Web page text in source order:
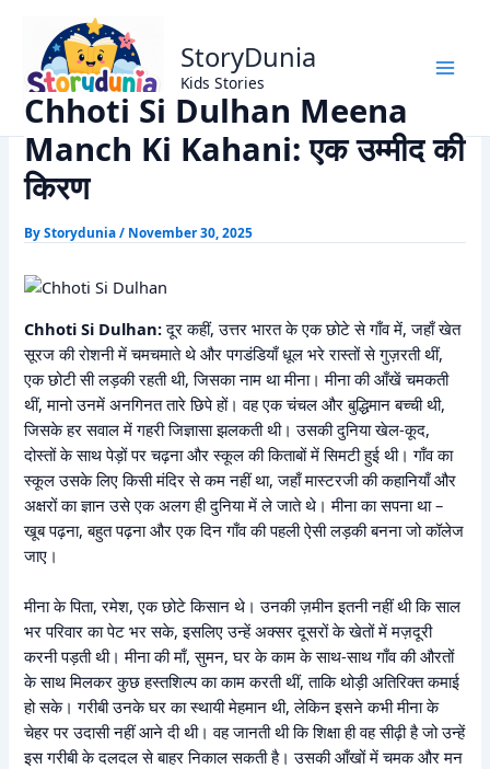
content
StoryDunia
Kids Stories
Home
Moral Stories
Chhoti Si Dulhan Meena Manch Ki Kahani: एक उम्मीद की किरण
Chhoti Si Dulhan Meena
Manch Ki Kahani: एक उम्मीद की
किरण
ByStorydunia/ November 30, 2025
Chhoti Si Dulhan:दूर कहीं, उत्तर भारत के एक छोटे से गाँव में, जहाँ खेत
सूरज की रोशनी में चमचमाते थे और पगडंडियाँ धूल भरे रास्तों से गुज़रती थीं,
एक छोटी सी लड़की रहती थी, जिसका नाम था मीना। मीना की आँखें चमकती
थीं, मानो उनमें अनगिनत तारे छिपे हों। वह एक चंचल और बुद्धिमान बच्ची थी,
जिसके हर सवाल में गहरी जिज्ञासा झलकती थी। उसकी दुनिया खेल-कूद,
दोस्तों के साथ पेड़ों पर चढ़ना और स्कूल की किताबों में सिमटी हुई थी। गाँव का
स्कूल उसके लिए किसी मंदिर से कम नहीं था, जहाँ मास्टरजी की कहानियाँ और
अक्षरों का ज्ञान उसे एक अलग ही दुनिया में ले जाते थे। मीना का सपना था –
खूब पढ़ना, बहुत पढ़ना और एक दिन गाँव की पहली ऐसी लड़की बनना जो कॉलेज
जाए।
मीना के पिता, रमेश, एक छोटे किसान थे। उनकी ज़मीन इतनी नहीं थी कि साल
भर परिवार का पेट भर सके, इसलिए उन्हें अक्सर दूसरों के खेतों में मज़दूरी
करनी पड़ती थी। मीना की माँ, सुमन, घर के काम के साथ-साथ गाँव की औरतों
के साथ मिलकर कुछ हस्तशिल्प का काम करती थीं, ताकि थोड़ी अतिरिक्त कमाई
हो सके। गरीबी उनके घर का स्थायी मेहमान थी, लेकिन इसने कभी मीना के
चेहर पर उदासी नहीं आने दी थी। वह जानती थी कि शिक्षा ही वह सीढ़ी है जो उन्हें
इस गरीबी के दलदल से बाहर निकाल सकती है। उसकी आँखों में चमक और मन